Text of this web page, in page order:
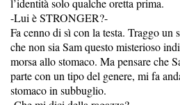
l’identità solo qualche oretta prima.
-Lui è STRONGER?-
Fa cenno di sì con la testa. Traggo un
che non sia Sam questo misterioso
morsa allo stomaco. Ma pensare che
parte con un tipo del genere, mi fa
stomaco in subbuglio.